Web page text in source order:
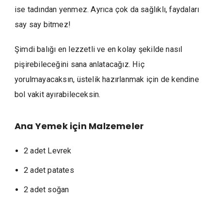
ise tadından yenmez. Ayrıca çok da sağlıklı, faydaları
say say bitmez!
Şimdi balığı en lezzetli ve en kolay şekilde nasıl
pişirebileceğini sana anlatacağız. Hiç
yorulmayacaksın, üstelik hazırlanmak için de kendine
bol vakit ayırabileceksin.
Ana Yemek için Malzemeler
2 adet Levrek
2 adet patates
2 adet soğan